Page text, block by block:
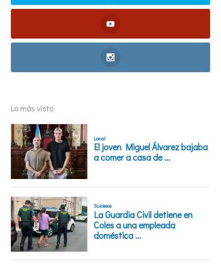
Lo más visto